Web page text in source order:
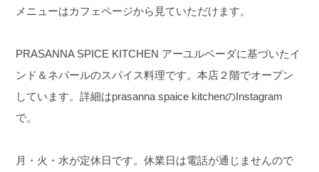
メニューはカフェページから見ていただけます。
PRASANNA SPICE KITCHEN アーユルベーダに基づいたイ
ンド＆ネパールのスパイス料理です。本店２階でオープン
しています。詳細はprasanna spaice kitchenのInstagram
で。
月・火・水が定休日です。休業日は電話が通じませんので